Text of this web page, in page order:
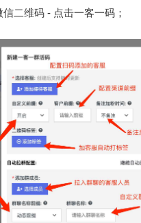
二维码 - 点击一客一码；